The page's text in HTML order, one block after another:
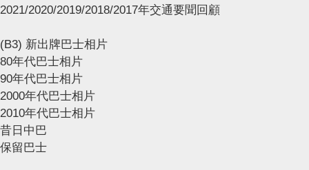
2021/2020/2019/2018/2017年交通要聞回顧
(B3) 新出牌巴士相片
80年代巴士相片
90年代巴士相片
2000年代巴士相片
2010年代巴士相片
昔日中巴
保留巴士